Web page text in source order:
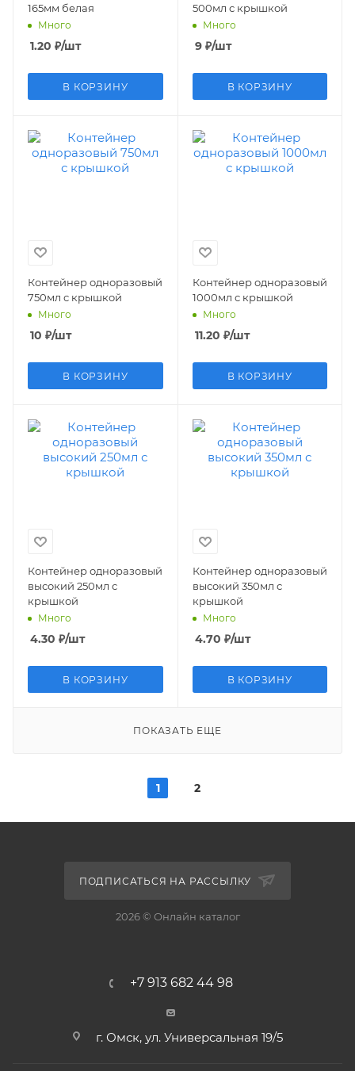
165мм белая
Много
1.20 ₽/шт
В КОРЗИНУ
500мл с крышкой
Много
9₽/шт
В КОРЗИНУ
Контейнер одноразовый
750мл с крышкой
Много
10 ₽/шт
В КОРЗИНУ
Контейнер одноразовый
1000мл с крышкой
Много
11.20 ₽/шт
В КОРЗИНУ
Контейнер одноразовый
высокий 250мл с
крышкой
Много
4.30 ₽/шт
В КОРЗИНУ
Контейнер одноразовый
высокий 350мл с
крышкой
Много
4.70 ₽/шт
В КОРЗИНУ
ПОКАЗАТЬ ЕЩЕ
1 2
ПОДПИСАТЬСЯ НА РАССЫЛКУ
2026 © Онлайн каталог
+7 913 682 44 98
г. Омск, ул. Универсальная 19/5